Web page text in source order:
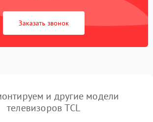
Заказать звонок
и другие модели
телевизоров TCL